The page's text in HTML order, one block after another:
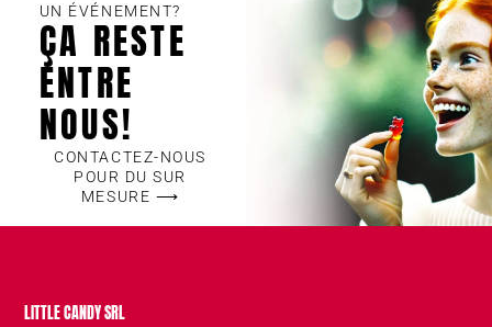
UN ÉVÉNEMENT?
ÇA RESTE
ENTRE
NOUS!
CONTACTEZ-NOUS
POUR DU SUR
MESURE ⟶
LITTLE CANDY SRL